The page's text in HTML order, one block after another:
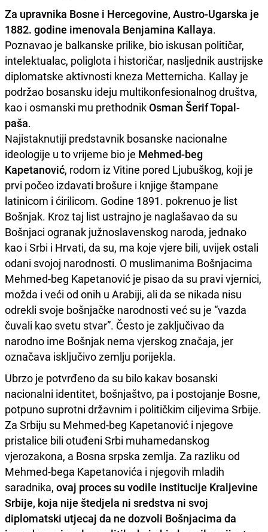
Za upravnika Bosne i Hercegovine, Austro-Ugarska je
1882. godine imenovala Benjamina Kallaya.
Poznavao je balkanske prilike, bio iskusan političar,
intelektualac, poliglota i historičar, nasljednik austrijske
diplomatske aktivnosti kneza Metternicha. Kallay je
podržao bosansku ideju multikonfesionalnog društva,
kao i osmanski mu prethodnikOsman Šerif Topal-
paša.
Najistaknutiji predstavnik bosanske nacionalne
ideologije u to vrijeme bio je Mehmed-beg
Kapetanović, rodom iz Vitine pored Ljubuškog, koji je
prvi počeo izdavati brošure i knjige štampane
latinicom i ćirilicom. Godine 1891. pokrenuo je list
Bošnjak. Kroz taj list ustrajno je naglašavao da su
Bošnjaci ogranak južnoslavenskog naroda, jednako
kao i Srbi i Hrvati, da su, ma koje vjere bili, uvijek ostali
odani svojoj narodnosti. O muslimanima Bošnjacima
Mehmed-beg Kapetanović je pisao da su pravi vjernici,
možda i veći od onih u Arabiji, ali da se nikada nisu
odrekli svoje bošnjačke narodnosti već su je “vazda
čuvali kao svetu stvar”. Često je zaključivao da
narodno ime Bošnjak nema vjerskog značaja, jer
označava isključivo zemlju porijekla.
Ubrzo je potvrđeno da su bilo kakav bosanski
nacionalni identitet, bošnjaštvo, pa i postojanje Bosne,
potpuno suprotni državnim i političkim ciljevima Srbije.
Za Srbiju su Mehmed-beg Kapetanović i njegove
pristalice bili otuđeni Srbi muhamedanskog
vjerozakona, a Bosna srpska zemlja. Za razliku od
Mehmed-bega Kapetanovića i njegovih mladih
saradnika, ovaj proces su vodile institucije Kraljevine
Srbije, koja nije štedjela ni sredstva ni svoj
diplomatski utjecaj da ne dozvoli Bošnjacima da